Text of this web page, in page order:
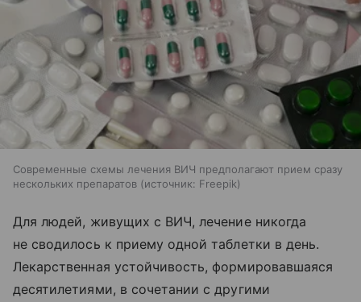
Современные схемы лечения ВИЧ предполагают прием сразу
нескольких препаратов
источник: Freepik
Для людей, живущих с ВИЧ, лечение никогда
не сводилось к приему одной таблетки в день.
Лекарственная устойчивость, формировавшаяся
десятилетиями, в сочетании с другими